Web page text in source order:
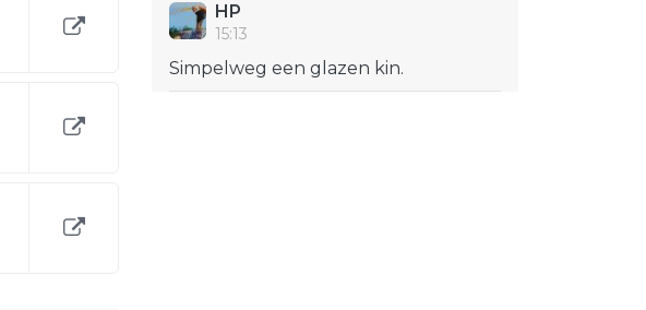
HP
15:13
Simpelweg een glazen kin.